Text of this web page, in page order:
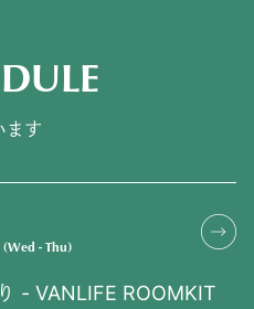
ます
(Wed - Thu)
- VANLIFE ROOMKIT